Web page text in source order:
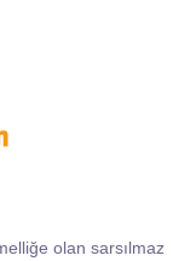
olan sarsılmaz